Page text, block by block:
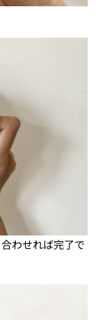
わせれば完了で